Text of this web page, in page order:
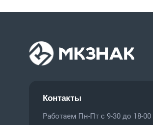
Контакты
Работаем Пн-Пт с 9-30 до 18-00